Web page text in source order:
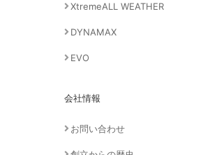
XtremeALL WEATHER
DYNAMAX
EVO
会社情報
お問い合わせ